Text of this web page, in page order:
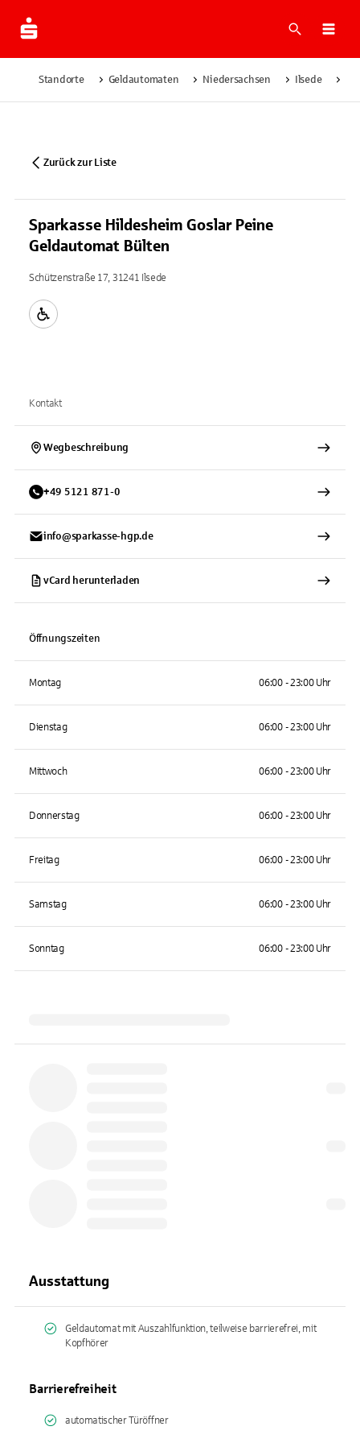
Suche
Standorte Geldautomaten Niedersachsen Ilsede
Zurück zur Liste
Sparkasse Hildesheim Goslar Peine
Geldautomat Bülten
Schützenstraße 17, 31241 Ilsede
Kontakt
Wegbeschreibung
+49 5121 871-0
info@sparkasse-hgp.de
vCard herunterladen
Öffnungszeiten
Montag 06:00 - 23:00 Uhr
Dienstag 06:00 - 23:00 Uhr
Mittwoch 06:00 - 23:00 Uhr
Donnerstag 06:00 - 23:00 Uhr
Freitag 06:00 - 23:00 Uhr
Samstag 06:00 - 23:00 Uhr
Sonntag 06:00 - 23:00 Uhr
Ausstattung
Geldautomat mit Auszahlfunktion, teilweise barrierefrei, mit
Kopfhörer
Barrierefreiheit
automatischer Türöffner